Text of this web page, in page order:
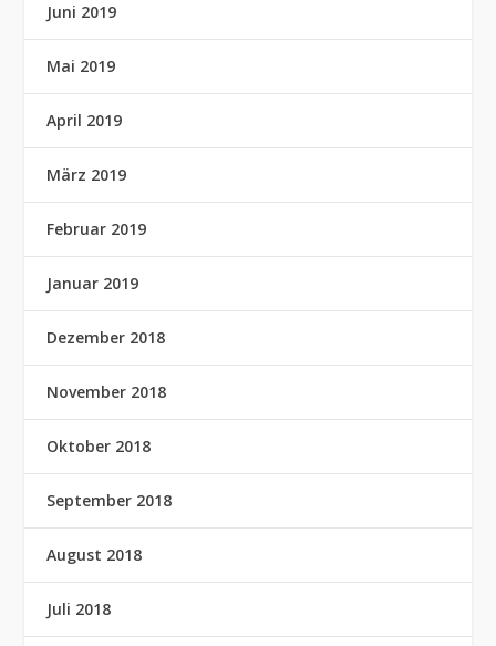
Juni 2019
Mai 2019
April 2019
März 2019
Februar 2019
Januar 2019
Dezember 2018
November 2018
Oktober 2018
September 2018
August 2018
Juli 2018